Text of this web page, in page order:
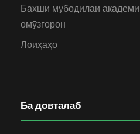
Бахши мубодилаи
омӯзгорон
Лоиҳаҳо
Ба довталаб